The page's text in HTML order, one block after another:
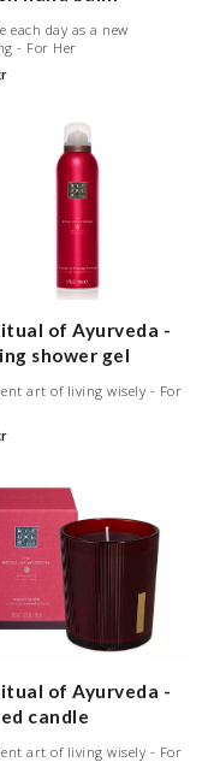
each day as a new
- For Her
of Ayurveda -
shower gel
art of living wisely - For
of Ayurveda -
candle
art of living wisely - For